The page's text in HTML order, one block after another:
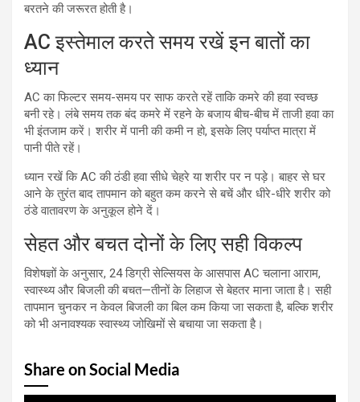
बरतने की जरूरत होती है।
AC इस्तेमाल करते समय रखें इन बातों का
ध्यान
AC का फिल्टर समय-समय पर साफ करते रहें ताकि कमरे की हवा स्वच्छ
बनी रहे। लंबे समय तक बंद कमरे में रहने के बजाय बीच-बीच में ताजी हवा का
भी इंतजाम करें। शरीर में पानी की कमी न हो, इसके लिए पर्याप्त मात्रा में
पानी पीते रहें।
ध्यान रखें कि AC की ठंडी हवा सीधे चेहरे या शरीर पर न पड़े। बाहर से घर
आने के तुरंत बाद तापमान को बहुत कम करने से बचें और धीरे-धीरे शरीर को
ठंडे वातावरण के अनुकूल होने दें।
सेहत और बचत दोनों के लिए सही विकल्प
विशेषज्ञों के अनुसार, 24 डिग्री सेल्सियस के आसपास AC चलाना आराम,
स्वास्थ्य और बिजली की बचत—तीनों के लिहाज से बेहतर माना जाता है। सही
तापमान चुनकर न केवल बिजली का बिल कम किया जा सकता है, बल्कि शरीर
को भी अनावश्यक स्वास्थ्य जोखिमों से बचाया जा सकता है।
Share on Social Media